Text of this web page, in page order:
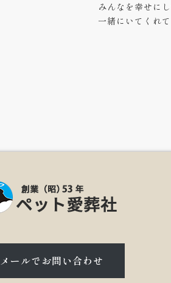
みんなを幸せに
一緒にいてくれて
メールでお問い合わせ